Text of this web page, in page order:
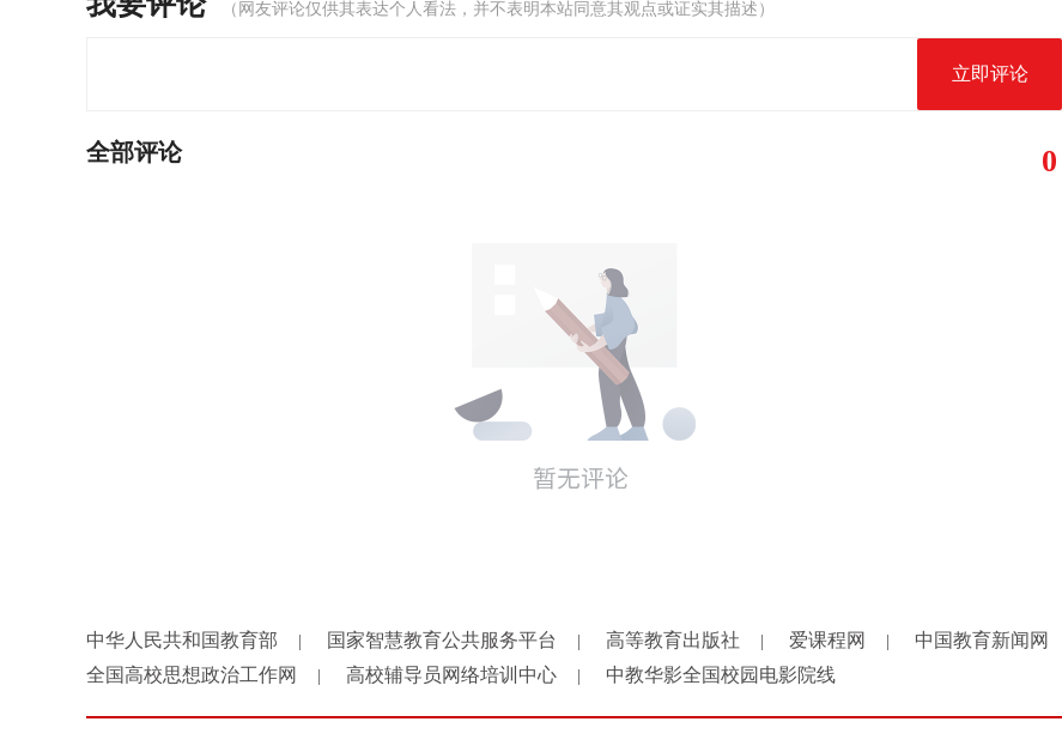
（网友评论仅供其表达个人看法，并不表明本站同意其观点或证实其描述）
立即评论
全部评论 0
中华人民共和国教育部 国家智慧教育公共服务平台 高等教育出版社 爱课程网 中国教育新闻网
全国高校思想政治工作网 高校辅导员网络培训中心 中教华影全国校园电影院线